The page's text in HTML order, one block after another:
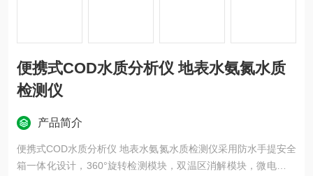
便携式COD水质分析仪 地表水氨氮水质
检测仪
产品简介
便携式COD水质分析仪 地表水氨氮水质检测仪采用防水手提安全
箱一体化设计，360°旋转检测模块，双温区消解模块，微电脑智